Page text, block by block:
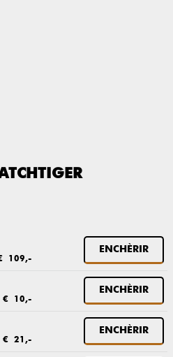
109,-
ENCHÈRIR
€ 10,-
ENCHÈRIR
€ 21,-
ENCHÈRIR